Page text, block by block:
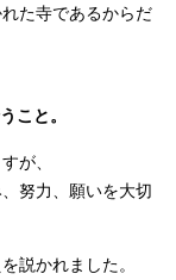
た寺であるからだ
こと。
が、
努力、願いを大切
説かれました。